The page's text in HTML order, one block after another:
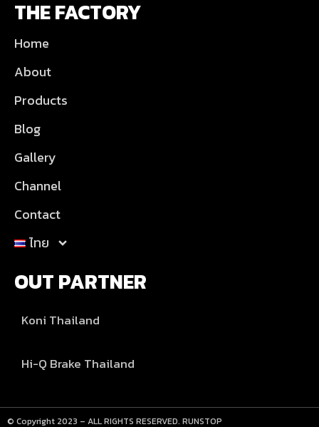
THE FACTORY
Home
About
Products
Blog
Gallery
Channel
Contact
ไทย
OUT PARTNER
Koni Thailand
Hi-Q Brake Thailand
© Copyright 2023 – ALL RIGHTS RESERVED. RUNSTOP